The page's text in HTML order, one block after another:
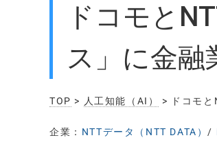
ドコモと
ス」に金融
TOP > 人工知能（AI） > ドコモ
企業： NTTデータ（NTT DATA） /